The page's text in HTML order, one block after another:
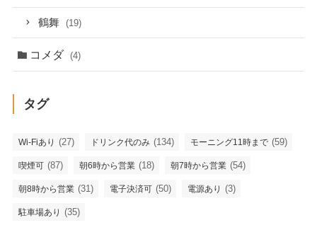
鶴舞 (19)
コメダ (4)
タグ
Wi-Fiあり (27) ドリンク代のみ (134) モーニング11時まで (59)
喫煙可 (87) 朝6時から営業 (18) 朝7時から営業 (54)
朝8時から営業 (31) 電子決済可 (50) 電源あり (3)
駐車場あり (35)